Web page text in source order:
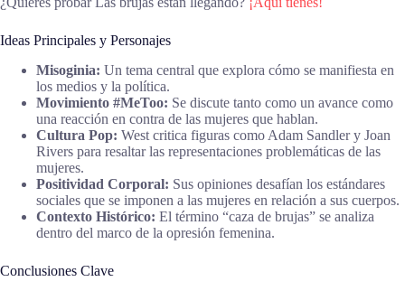
Ideas Principales y Personajes
Misoginia: Un tema central que explora cómo se manifiesta en
los medios y la política.
Movimiento #MeToo: Se discute tanto como un avance como
una reacción en contra de las mujeres que hablan.
Cultura Pop: West critica figuras como Adam Sandler y Joan
Rivers para resaltar las representaciones problemáticas de las
mujeres.
Positividad Corporal: Sus opiniones desafían los estándares
sociales que se imponen a las mujeres en relación a sus cuerpos.
Contexto Histórico: El término “caza de brujas” se analiza
dentro del marco de la opresión femenina.
Conclusiones Clave